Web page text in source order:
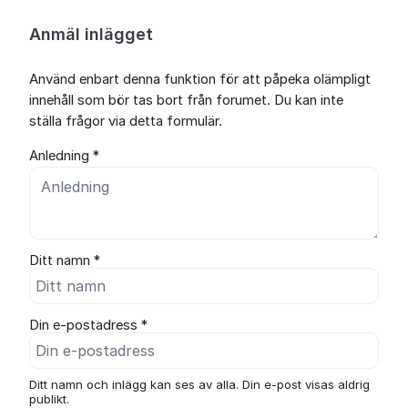
Anmäl inlägget
Använd enbart denna funktion för att påpeka olämpligt
innehåll som bör tas bort från forumet. Du kan inte
ställa frågor via detta formulär.
Anledning *
Ditt namn *
Din e-postadress *
Ditt namn och inlägg kan ses av alla. Din e-post visas aldrig
publikt.